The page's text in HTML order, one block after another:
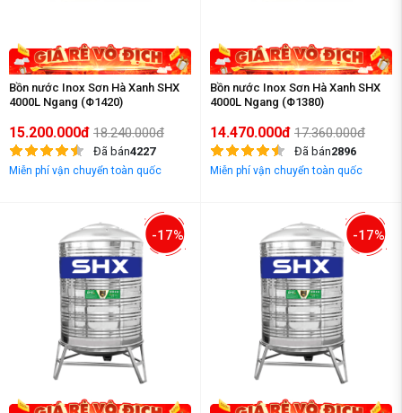
Bồn nước Inox Sơn Hà Xanh SHX
4000L Ngang (Φ1420)
15.200.000đ 18.240.000đ
Đã bán4227
Miễn phí vận chuyển toàn quốc
Bồn nước Inox Sơn Hà Xanh SHX
4000L Ngang (Φ1380)
14.470.000đ 17.360.000đ
Đã bán2896
Miễn phí vận chuyển toàn quốc
-17% -17%